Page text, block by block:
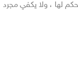
لها ، ولا يكفي مجرد